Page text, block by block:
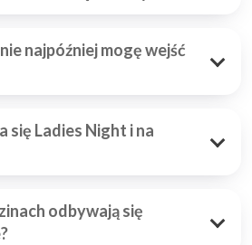
najpóźniej mogę wejść
się Ladies Night i na
odbywają się